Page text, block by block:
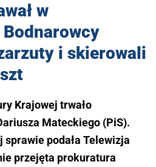
w
i skierowali
Krajowej trwało
Mateckiego (PiS).
podała Telewizja
przejęta prokuratura